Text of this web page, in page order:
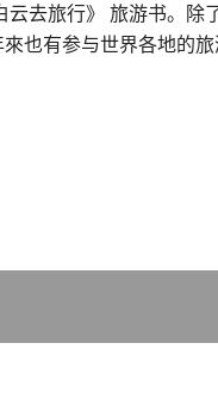
云去旅行》 旅游书。除
也有参与世界各地的旅